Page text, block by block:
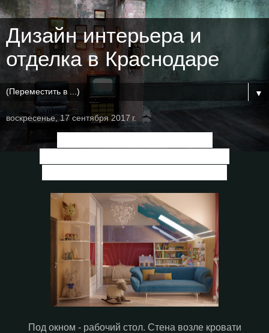
Дизайн интерьера и
отделка в Краснодаре
▼
воскресенье, 17 сентября 2017 г.
Под окном - рабочий стол. Стена возле кровати